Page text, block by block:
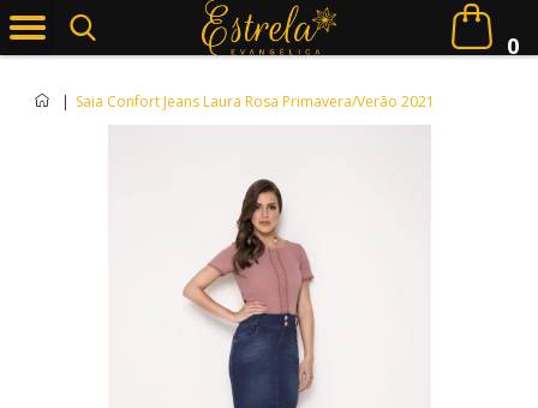
0
| Saia Confort Jeans Laura Rosa Primavera/Verão 2021